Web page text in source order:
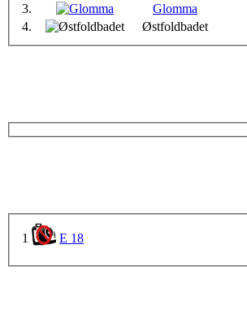
3.
Glomma
4.
Østfoldbadet
1 E 18